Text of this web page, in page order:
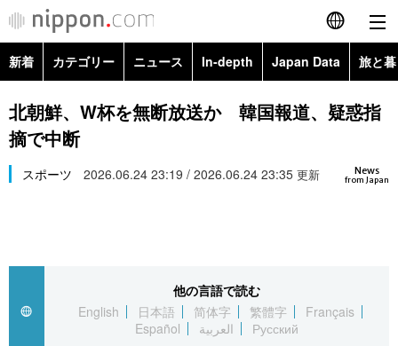
English
简体字
Русский
カテゴリー
経済・ビジネス
国際
トップ
アーカイブ
In-depth
Japan Data
新着 カテゴリー ニュース In-depth Japan Data 旅と
政治・外交
経済・ビジネス
Topics
北朝鮮、W杯を無断放送か 韓国報道、疑惑指
摘で中断
News
from Japan
スポーツ 2026.06.24 23:19 / 2026.06.24 23:35 更新
他の言語で読む
English
日本語 简体字 繁體字
Français
Español
العربية Русский